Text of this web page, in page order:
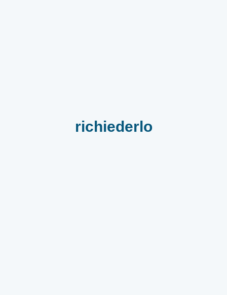
richiederlo